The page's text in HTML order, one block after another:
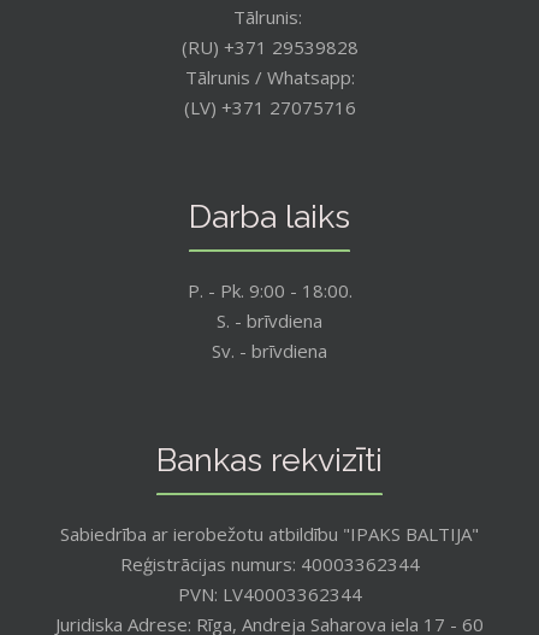
Tālrunis:
(RU) +371 29539828
Tālrunis / Whatsapp:
(LV) +371 27075716
Darba laiks
P. - Pk. 9:00 - 18:00.
S. - brīvdiena
Sv. - brīvdiena
Bankas rekvizīti
Sabiedrība ar ierobežotu atbildību "IPAKS BALTIJA"
Reģistrācijas numurs: 40003362344
PVN: LV40003362344
Juridiska Adrese: Rīga, Andreja Saharova iela 17 - 60